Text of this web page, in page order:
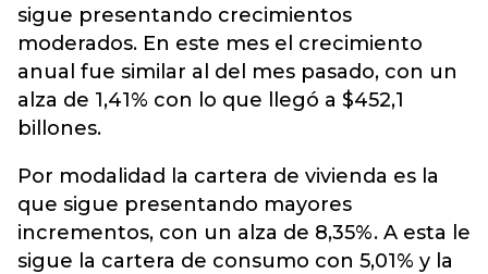
sigue presentando crecimientos
moderados. En este mes el crecimiento
anual fue similar al del mes pasado, con un
alza de 1,41% con lo que llegó a $452,1
billones.
Por modalidad la cartera de vivienda es la
que sigue presentando mayores
incrementos, con un alza de 8,35%. A esta le
sigue la cartera de consumo con 5,01% y la